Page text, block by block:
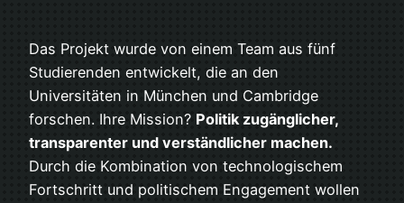
Das Projekt wurde von einem Team aus fünf
Studierenden entwickelt, die an den
Universitäten in München und Cambridge
forschen. Ihre Mission? Politik zugänglicher,
transparenter und verständlicher machen.
Durch die Kombination von technologischem
Fortschritt und politischem Engagement wollen